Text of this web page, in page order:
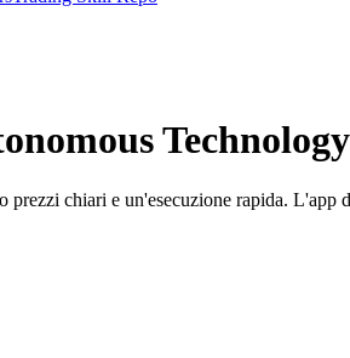
chiari e un'esecuzione rapida. L'app